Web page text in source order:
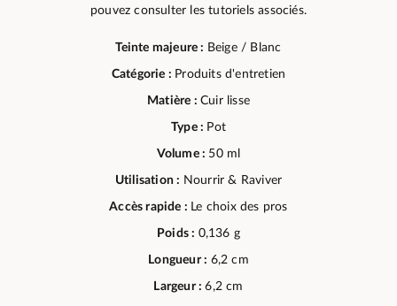
pouvez consulter les tutoriels associés.
Teinte majeure : Beige / Blanc
Catégorie : Produits d'entretien
Matière : Cuir lisse
Type : Pot
Volume : 50 ml
Utilisation : Nourrir & Raviver
Accès rapide : Le choix des pros
Poids : 0,136 g
Longueur : 6,2 cm
Largeur :6,2 cm